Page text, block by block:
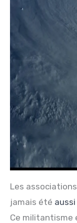
Les
jamais été
Ce militantisme